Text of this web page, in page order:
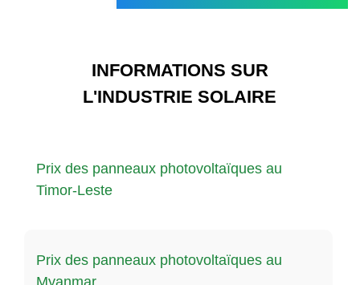
INFORMATIONS SUR
L'INDUSTRIE SOLAIRE
Prix ​​des panneaux photovoltaïques au
Timor-Leste
Prix ​​des panneaux photovoltaïques au
Myanmar